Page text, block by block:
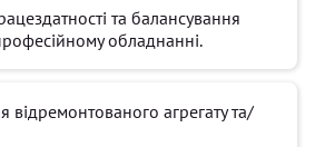
та балансування
обладнанні.
відремонтованого агрегату та/